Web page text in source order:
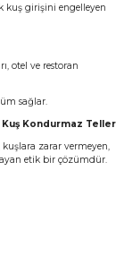
kuş girişini engelleyen
otel ve restoran
sağlar.
Kuş Kondurmaz Teller
zarar vermeyen,
etik bir çözümdür.